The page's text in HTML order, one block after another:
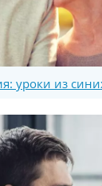
уроки из